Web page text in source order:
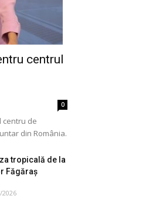
centrul
0
centru de
din România.
tropicală de la
Făgăraș
2026